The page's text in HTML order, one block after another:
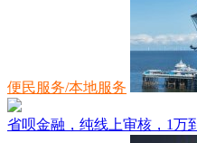
便民服务/本地服务
省呗金融，纯线上审核，1万